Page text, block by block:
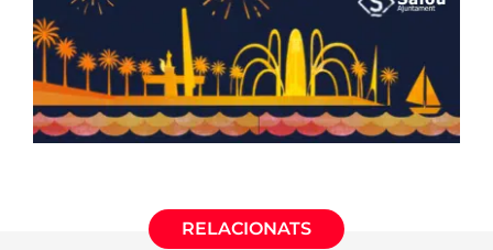
RELACIONATS